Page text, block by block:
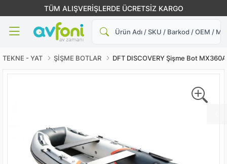
TÜM ALIŞVERİŞLERDE ÜCRETSİZ KARGO
TEKNE - YAT ŞİŞME BOTLAR DFT DISCOVERY Şişme Bot